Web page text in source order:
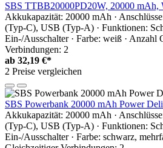
SBS TTBB20000PD20W, 20000 mAh,
Akkukapazität: 20000 mAh ·
(Typ-C), USB (Typ-A) · Funktionen:
Ein-/Ausschalter · Farbe: weiß · Anzahl
Verbindungen: 2
ab 32,19 €*
2 Preise vergleichen
SBS Powerbank 20000 mAh Power
Akkukapazität: 20000 mAh ·
(Typ-C), USB (Typ-A) · Funktionen:
Ein-/Ausschalter · Farbe: schwarz,